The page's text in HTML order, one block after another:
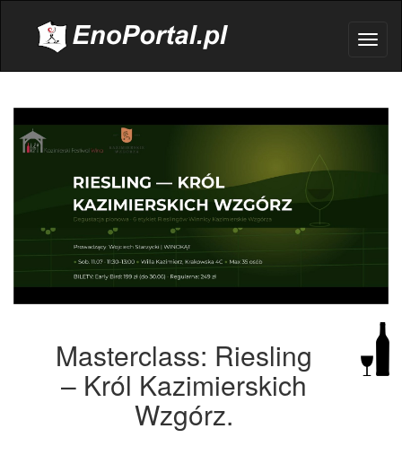
Masterclass: Riesling
– Król Kazimierskich
Wzgórz.